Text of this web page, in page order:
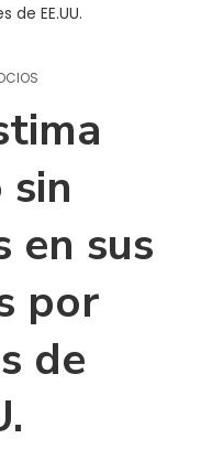
de EE.UU.
en sus
por
de